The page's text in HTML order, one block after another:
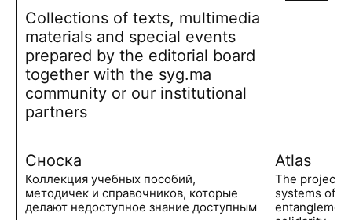
Collections of texts, multimedia
materials and special events
prepared by the editorial board
together with the syg.ma
community or our institutional
partners
Сноска
Коллекция учебных пособий,
методичек и справочников, которые
делают недоступное знание доступным
Atlas
The project
systems of